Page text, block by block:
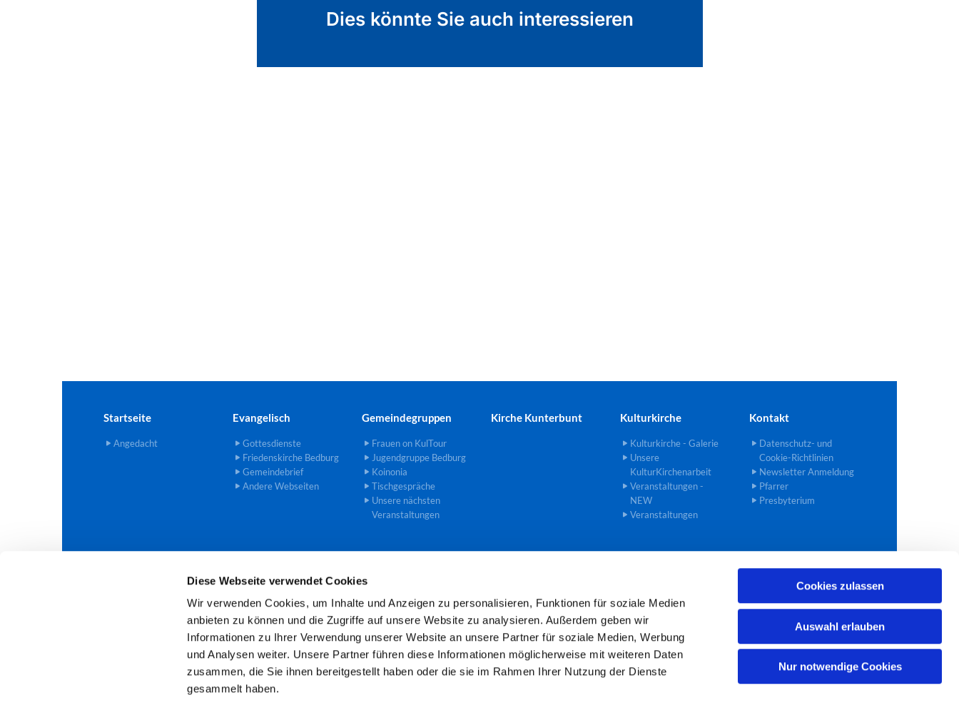
Diese Webseite verwendet Cookies
Wir verwenden Cookies, um Inhalte und Anzeigen zu personalisieren, Funktionen für soziale Medien
anbieten zu können und die Zugriffe auf unsere Website zu analysieren. Außerdem geben wir
Informationen zu Ihrer Verwendung unserer Website an unsere Partner für soziale Medien, Werbung
und Analysen weiter. Unsere Partner führen diese Informationen möglicherweise mit weiteren Daten
zusammen, die Sie ihnen bereitgestellt haben oder die sie im Rahmen Ihrer Nutzung der Dienste
gesammelt haben.
Cookies zulassen
Auswahl erlauben
Nur notwendige Cookies
Dies könnte Sie auch interessieren
Startseite
Angedacht
Evangelisch
Gottesdienste
Friedenskirche Bedburg
Gemeindebrief
Andere Webseiten
Gemeindegruppen
Frauen on KulTour
Jugendgruppe Bedburg
Koinonia
Tischgespräche
Unsere nächsten
Veranstaltungen
Kirche Kunterbunt Kulturkirche
Kulturkirche - Galerie
Unsere
KulturKirchenarbeit
Veranstaltungen -
NEW
Veranstaltungen
Kontakt
Datenschutz- und
Cookie-Richtlinien
Newsletter Anmeldung
Pfarrer
Presbyterium
Evangelische Trinitatis-Kirchengemeinde an der Erft · Gemeindebüro Theodor-Heuss-Str. 8, 50181 Bedburg
bedburg@ekir.de
Öffnungszeiten: Mo und Mi 8.00 -11.00 Uhr
Kontaktinformationen Cookie-Richtlinie Impressum